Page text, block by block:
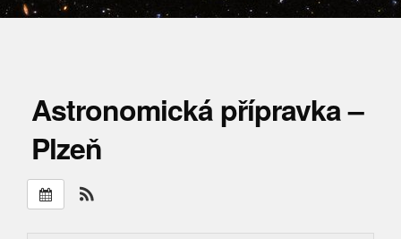
Astronomická přípravka –
Plzeň